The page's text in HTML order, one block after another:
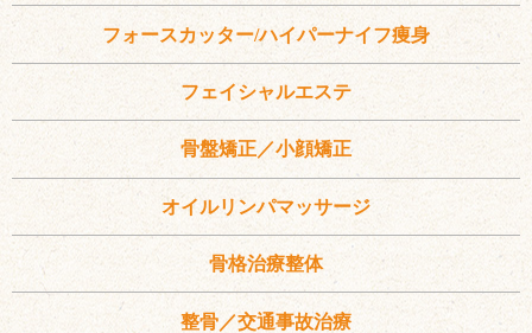
フォースカッター/ハイパーナイフ痩身
フェイシャルエステ
骨盤矯正／小顔矯正
オイルリンパマッサージ
骨格治療整体
整骨／交通事故治療